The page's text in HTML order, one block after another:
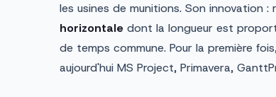
les usines de munitions. Son innovation
horizontale dont la longueur est
de temps commune. Pour la première
aujourd'hui MS Project, Primavera,